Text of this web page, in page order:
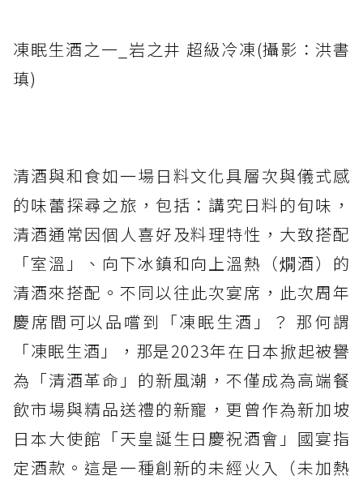
凍眠生酒之一_岩之井 超級冷凍(攝影：洪書
瑱)
清酒與和食如一場日料文化具層次與儀式感
的味蕾探尋之旅，包括：講究日料的旬味，
清酒通常因個人喜好及料理特性，大致搭配
「室溫」、向下冰鎮和向上溫熱（燗酒）的
清酒來搭配。不同以往此次宴席，此次周年
慶席間可以品嚐到「凍眠生酒」？ 那何謂
「凍眠生酒」，那是2023年在日本掀起被譽
為「清酒革命」的新風潮，不僅成為高端餐
飲市場與精品送禮的新寵，更曾作為新加坡
日本大使館「天皇誕生日慶祝酒會」國宴指
定酒款。這是一種創新的未經火入（未加熱